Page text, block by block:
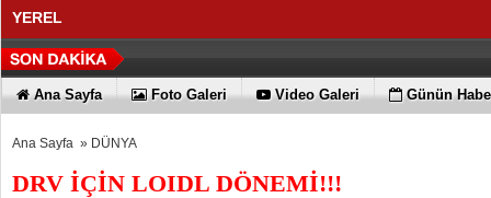
YEREL
Ana Sayfa Foto Galeri Video Galeri Günün
Ana Sayfa » DÜNYA
DRV İÇİN LOIDL DÖNEMİ!!!